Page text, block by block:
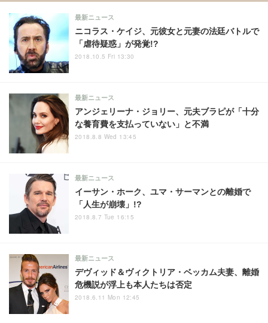
ニコラス・ケイジ、元彼女と元妻の法廷バトルで
「虐待疑惑」が発覚!?
最新ニュース
2018.10.5 Fri 13:30
アンジェリーナ・ジョリー、元夫ブラピが「十分
な養育費を支払っていない」と不満
最新ニュース
2018.8.8 Wed 13:45
イーサン・ホーク、ユマ・サーマンとの離婚で
「人生が崩壊」!?
最新ニュース
2018.8.7 Tue 16:15
デヴィッド＆ヴィクトリア・ベッカム夫妻、離婚
危機説が浮上も本人たちは否定
最新ニュース
2018.6.11 Mon 12:45